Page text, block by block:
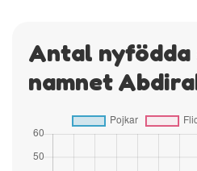
Antal nyfödda
namnet